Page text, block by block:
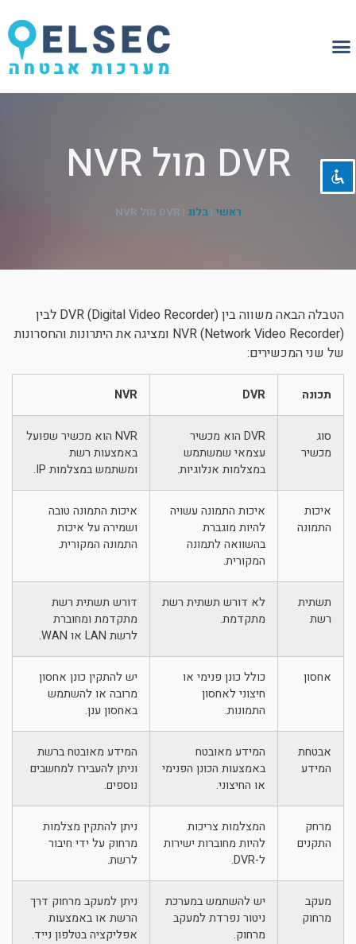
סמן כותרות
צבע רקע
spellcheck גופן קריא
brightness_high ניגודיות בהירה
brightness_low ניגודיות כהה
format_underlined הוסף קו תחתון לקישורים
font_download
סמן קישורים
לאפס את כל האפשרויות
cached
DVR מול NVR
ראשי |בלוג | DVR מול NVR
הטבלה הבאה משווה בין DVR (Digital Video Recorder) לבין
NVR (Network Video Recorder) ומציגה את היתרונות והחסרונות
של שני המכשירים:
תכונה DVR
NVR
סוג
מכשיר
DVR הוא מכשיר
עצמאי שמשתמש
במצלמות אנלוגיות.
NVR הוא מכשיר שפועל
באמצעות רשת
ומשתמש במצלמות IP.
איכות
התמונה
איכות התמונה עשויה
להיות מוגברת
בהשוואה לתמונה
המקורית.
איכות התמונה טובה
ושמירה על איכות
התמונה המקורית.
תשתית
רשת
לא דורש תשתית רשת
מתקדמת.
דורש תשתית רשת
מתקדמת ומחוברת
לרשת LAN או WAN.
אחסון
כולל כונן פנימי או
חיצוני לאחסון
התמונות.
יש להתקין כונן אחסון
מרובה או להשתמש
באחסון ענן.
אבטחת
המידע
המידע מאובטח
באמצעות הכונן הפנימי
או החיצוני.
המידע מאובטח ברשת
וניתן להעבירו למחשבים
נוספים.
מרחק
התקנים
המצלמות צריכות
להיות מחוברות ישירות
ל-DVR.
ניתן להתקין מצלמות
מרחוק על ידי חיבור
לרשת.
מעקב
מרחוק
יש להשתמש במערכת
ניטור נפרדת למעקב
מרחוק.
ניתן למעקב מרחוק דרך
הרשת או באמצעות
אפליקציה בטלפון נייד.